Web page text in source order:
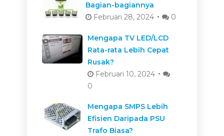
Bagian-bagiannya
Februari 28, 2024
0
Mengapa TV LED/LCD
Rata-rata Lebih Cepat
Rusak?
Februari 10, 2024
0
Mengapa SMPS Lebih
Efisien Daripada PSU
Trafo Biasa?